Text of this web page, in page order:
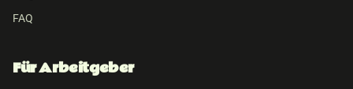
FAQ
Für Arbeitgeber